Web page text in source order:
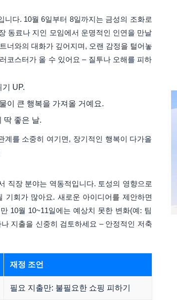
니다. 10월 6일부터 8일까지는 금성의 조화로
동료나 지인 모임에서 운명적인 인연을 만날
너와의 대화가 깊어지며, 오랜 감정을 털어놓
코스터가 올 수 있어요 – 질투나 오해를 피하
UP.
이 큰 행복을 가져올 거예요.
딱 좋은 날.
를 소중히 여기면, 장기적인 행복이 다가올
직장 분야는 역동적입니다. 토성의 영향으로
기회가 많아요. 새로운 아이디어를 제안하면
10월 10~11일에는 예상치 못한 변화(예: 팀
지출을 신중히 검토하세요 – 안정적인 저축
재정 조언
필요 지출만: 불필요한 쇼핑 피하기